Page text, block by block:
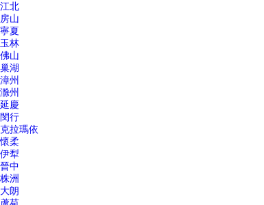
江北
房山
寧夏
玉林
佛山
巢湖
漳州
滁州
延慶
閔行
克拉瑪依
懷柔
伊犁
晉中
株洲
大朗